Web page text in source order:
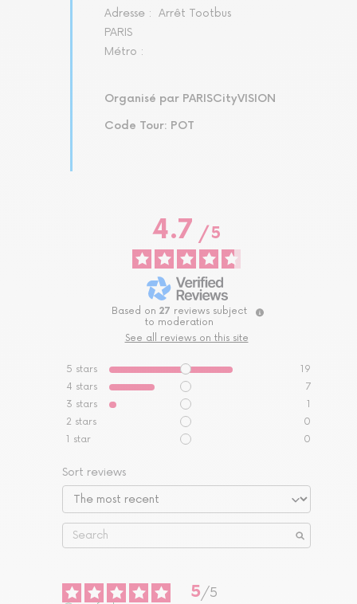
Adresse : Arrêt Tootbus
PARIS
Métro :
Organisé par PARISCityVISION
Code Tour: POT
4.7 / 5
Based on 27 reviews subject
to moderation
See all reviews on this site
5 stars
19
4 stars
7
3 stars
1
2 stars
0
1 star 0
Sort reviews
5/5